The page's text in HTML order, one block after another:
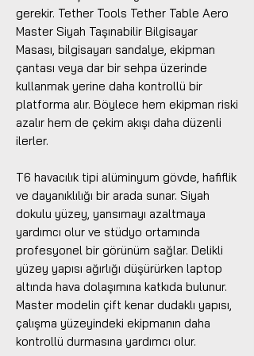
gerekir. Tether Tools Tether Table Aero
Master Siyah Taşınabilir Bilgisayar
Masası, bilgisayarı sandalye, ekipman
çantası veya dar bir sehpa üzerinde
kullanmak yerine daha kontrollü bir
platforma alır. Böylece hem ekipman riski
azalır hem de çekim akışı daha düzenli
ilerler.
T6 havacılık tipi alüminyum gövde, hafiflik
ve dayanıklılığı bir arada sunar. Siyah
dokulu yüzey, yansımayı azaltmaya
yardımcı olur ve stüdyo ortamında
profesyonel bir görünüm sağlar. Delikli
yüzey yapısı ağırlığı düşürürken laptop
altında hava dolaşımına katkıda bulunur.
Master modelin çift kenar dudaklı yapısı,
çalışma yüzeyindeki ekipmanın daha
kontrollü durmasına yardımcı olur.